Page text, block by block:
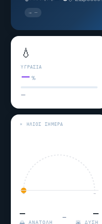
→ —
💧
ΥΓΡΑΣΊΑ
— %
—
☀️ ΉΛΙΟΣ ΣΉΜΕΡΑ
— —
—
🌅 ΑΝΑΤΟΛΉ
— —
🌇 ΔΎΣΗ